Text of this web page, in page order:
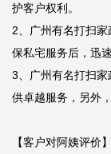
护客户权利。
2、广州有名打扫
保私宅服务后，迅
3、广州有名打扫
供卓越服务，另外
【客户对阿姨评价